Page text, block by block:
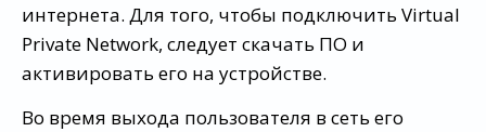
интернета. Для того, чтобы подключить Virtual
Private Network, следует скачать ПО и
активировать его на устройстве.
Во время выхода пользователя в сеть его